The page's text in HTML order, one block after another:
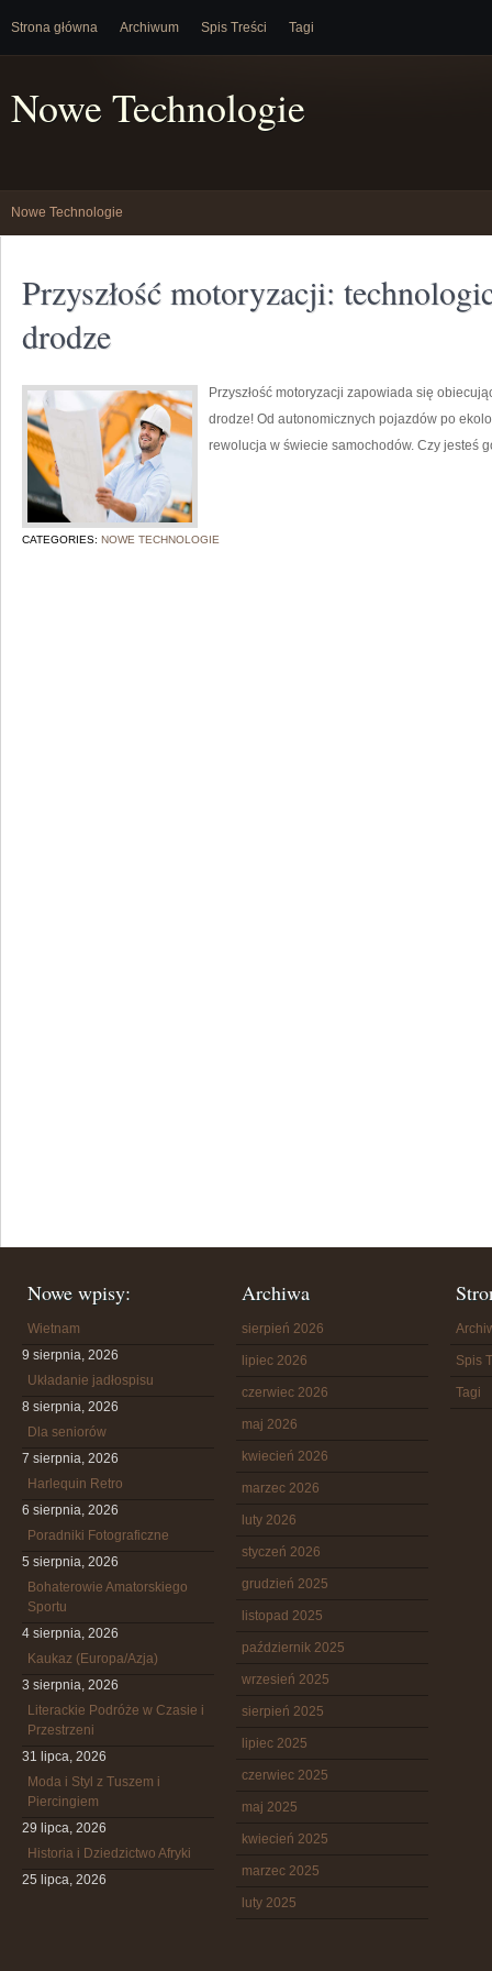
Strona główna Archiwum Spis Treści Tagi
Nowe Technologie
Nowe Technologie
Przyszłość motoryzacji:
drodze
Przyszłość motoryzacji zapowiada się
drodze! Od autonomicznych pojazdów po
rewolucja w świecie samochodów. Czy jesteś
CATEGORIES: NOWE TECHNOLOGIE
Nowe wpisy:
Wietnam
9 sierpnia, 2026
Układanie jadłospisu
8 sierpnia, 2026
Dla seniorów
7 sierpnia, 2026
Harlequin Retro
6 sierpnia, 2026
Poradniki Fotograficzne
5 sierpnia, 2026
Bohaterowie Amatorskiego
Sportu
4 sierpnia, 2026
Kaukaz (Europa/Azja)
3 sierpnia, 2026
Literackie Podróże w Czasie i
Przestrzeni
31 lipca, 2026
Moda i Styl z Tuszem i
Piercingiem
29 lipca, 2026
Historia i Dziedzictwo Afryki
25 lipca, 2026
Archiwa
sierpień 2026
lipiec 2026
czerwiec 2026
maj 2026
kwiecień 2026
marzec 2026
luty 2026
styczeń 2026
grudzień 2025
listopad 2025
październik 2025
wrzesień 2025
sierpień 2025
lipiec 2025
czerwiec 2025
maj 2025
kwiecień 2025
marzec 2025
luty 2025
Spis
Tagi